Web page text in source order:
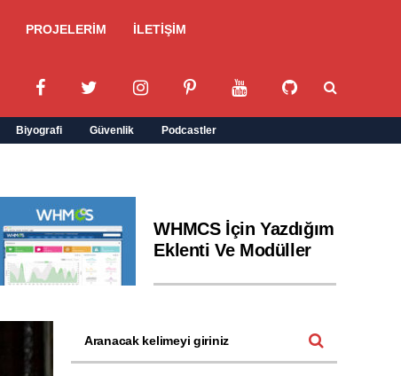
PROJELERİM İLETİŞİM
Biyografi Güvenlik Podcastler
WHMCS İçin Yazdığım
Eklenti Ve Modüller